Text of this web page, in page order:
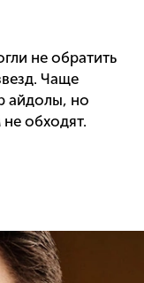
не обратить
Чаще
айдолы, но
обходят.